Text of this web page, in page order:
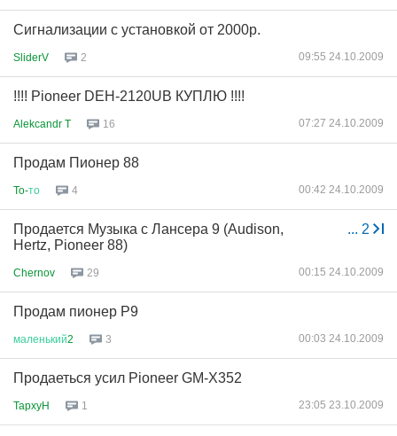
Сигнализации с установкой от 2000р.
SliderV 2 09:55 24.10.2009
!!!! Pioneer DEH-2120UB КУПЛЮ !!!!
Alekcandr T 16 07:27 24.10.2009
Продам Пионер 88
To-то 4 00:42 24.10.2009
... 2
Продается Музыка с Лансера 9 (Audison,
Hertz, Pioneer 88)
Chernov 29 00:15 24.10.2009
Продам пионер Р9
маленький2 3 00:03 24.10.2009
Продаеться усил Pioneer GM-X352
TapxyH 1 23:05 23.10.2009